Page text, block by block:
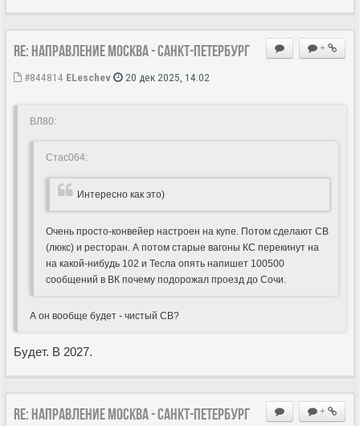
+
Re: Направление Москва - Санкт-Петербург
#844814 ELeschev 20 дек 2025, 14:02
ВЛ80:
Стас064:
Интересно как это)
Очень просто-конвейер настроен на купе. Потом сделают СВ
(люкс) и ресторан. А потом старые вагоны КС перекинут на
на какой-нибудь 102 и Тесла опять напишет 100500
сообщений в ВК почему подорожал проезд до Сочи.
А он вообще будет - чистый СВ?
Будет. В 2027.
+
Re: Направление Москва - Санкт-Петербург